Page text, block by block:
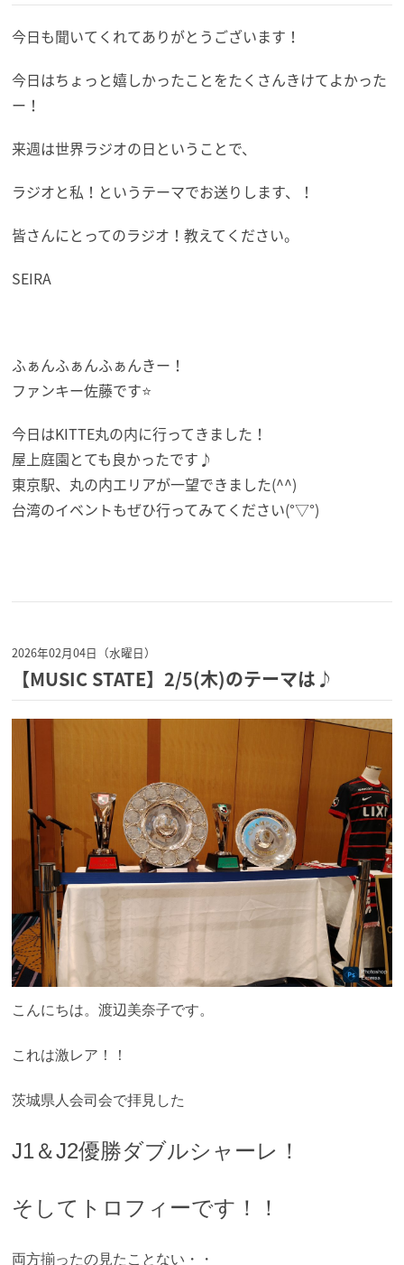
今日も聞いてくれてありがとうございます！
今日はちょっと嬉しかったことをたくさんきけてよかった
ー！
来週は世界ラジオの日ということで、
ラジオと私！というテーマでお送りします、！
皆さんにとってのラジオ！教えてください。
SEIRA
ふぁんふぁんふぁんきー！
ファンキー佐藤です⭐
今日はKITTE丸の内に行ってきました！
屋上庭園とても良かったです♪
東京駅、丸の内エリアが一望できました(^^)
台湾のイベントもぜひ行ってみてください(°▽°)
2026年02月04日（水曜日）
【MUSIC STATE】2/5(木)のテーマは♪
こんにちは。渡辺美奈子です。
これは激レア！！
茨城県人会司会で拝見した
J1＆J2優勝ダブルシャーレ！
そしてトロフィーです！！
両方揃ったの見たことない・・